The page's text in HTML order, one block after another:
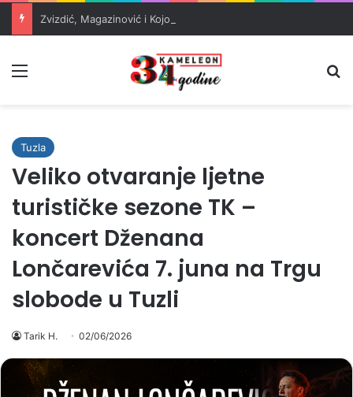
Tuzla
Veliko otvaranje ljetne
turističke sezone TK –
koncert Dženana
Lončarevića 7. juna na Trgu
slobode u Tuzli
Tarik H. 02/06/2026